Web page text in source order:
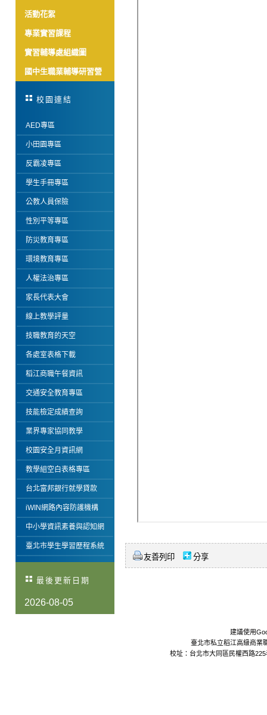
活動花絮
專業實習課程
實習輔導處組織圖
國中生職業輔導研習營
校園連結
AED專區
小田園專區
反霸凌專區
學生手冊專區
公教人員保險
性別平等專區
防災教育專區
環境教育專區
人權法治專區
家長代表大會
線上教學評量
技職教育的天空
各處室表格下載
稻江商職午餐資訊
交通安全教育專區
技能檢定成績查詢
業界專家協同教學
校園安全月資訊網
教學組空白表格專區
台北富邦銀行就學貸款
iWIN網路內容防護機構
中小學資訊素養與認知網
臺北市學生學習歷程系統
最後更新日期
2026-08-05
友善列印 分享
建議使用
臺北市私立稻江高級商業
校址：台北市大同區民權西路